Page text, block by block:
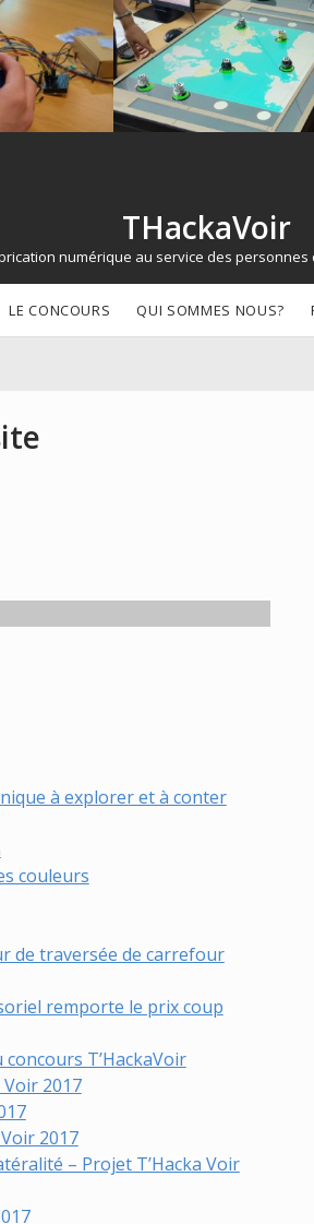
THackaVoir
numérique au service des
LE CONCOURS QUI SOMMES NOUS?
à explorer et à conter
couleurs
de traversée de carrefour
remporte le prix coup
T’HackaVoir
2017
2017
– Projet T’Hacka Voir